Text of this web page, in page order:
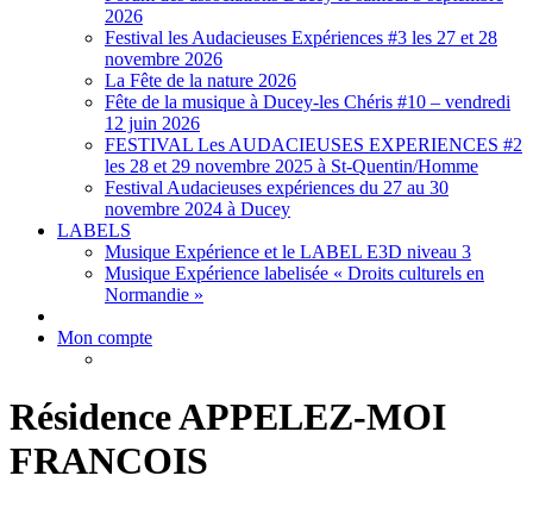
2026
Festival les Audacieuses Expériences #3 les 27 et 28
novembre 2026
La Fête de la nature 2026
Fête de la musique à Ducey-les Chéris #10 – vendredi
12 juin 2026
FESTIVAL Les AUDACIEUSES EXPERIENCES #2
les 28 et 29 novembre 2025 à St-Quentin/Homme
Festival Audacieuses expériences du 27 au 30
novembre 2024 à Ducey
LABELS
Musique Expérience et le LABEL E3D niveau 3
Musique Expérience labelisée « Droits culturels en
Normandie »
Mon compte
Résidence APPELEZ-MOI
FRANCOIS